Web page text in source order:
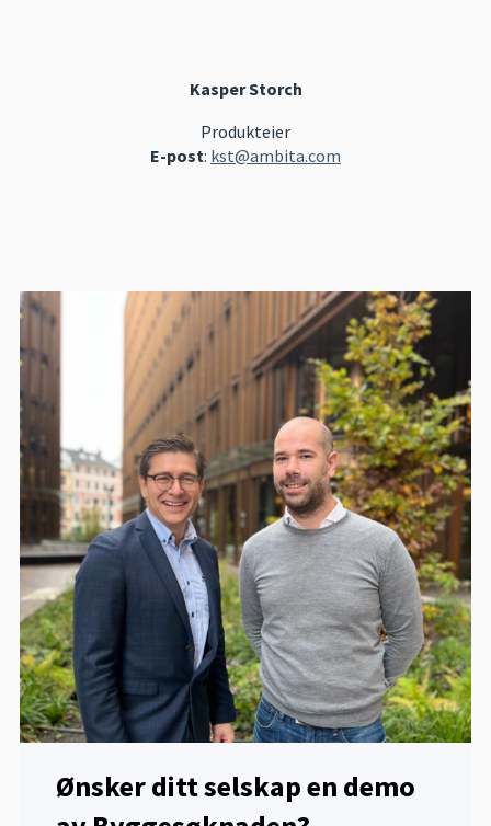
Kasper Storch
Produkteier
E-post: kst@ambita.com
Ønsker ditt selskap en demo